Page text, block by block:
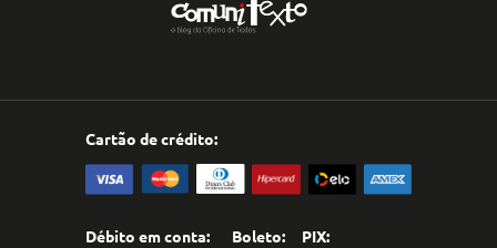
Cartão de crédito:
Débito em conta: Boleto: PIX: